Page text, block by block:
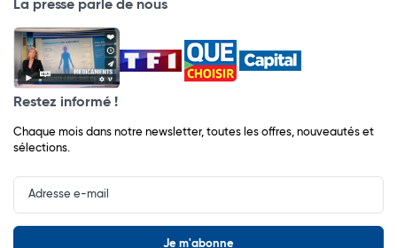
La presse parle de nous
Restez informé !
Chaque mois dans notre newsletter, toutes les offres, nouveautés et
sélections.
Input
Newsletter